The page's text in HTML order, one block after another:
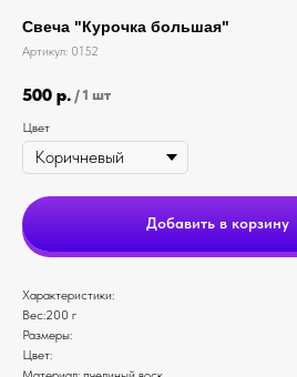
Свеча "Курочка большая"
Артикул: 0152
500 р. / 1 шт
Цвет
Добавить в корзину
Характеристики:
Вес:200 г
Размеры:
Цвет: